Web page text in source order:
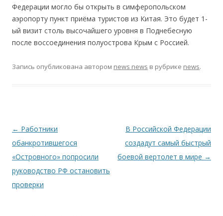
Федерации могло бы открыть в симферопольском
аэропорту пункт приёма туристов из Китая. Это будет 1-
ый визит столь высочайшего уровня в Поднебесную
после воссоединения полуострова Крым с Россией.
Запись опубликована автором news news в рубрике news.
Навигация по записям
← Работники
обанкротившегося
«Островного» попросили
руководство РФ остановить
проверки
В Российской Федерации
создадут самый быстрый
боевой вертолет в мире →